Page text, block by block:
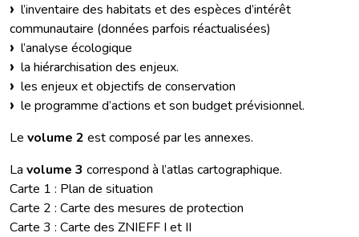
l’inventaire des habitats et des espèces d’intérêt
communautaire (données parfois réactualisées)
l’analyse écologique
la hiérarchisation des enjeux.
les enjeux et objectifs de conservation
le programme d’actions et son budget prévisionnel.
Le volume 2 est composé par les annexes.
La volume 3 correspond à l’atlas cartographique.
Carte 1 : Plan de situation
Carte 2 : Carte des mesures de protection
Carte 3 : Carte des ZNIEFF I et II